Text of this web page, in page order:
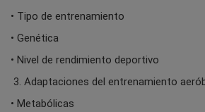
• Tipo de entrenamiento
• Genética
• Nivel de rendimiento deportivo
3. Adaptaciones del entrenamiento
• Metabólicas